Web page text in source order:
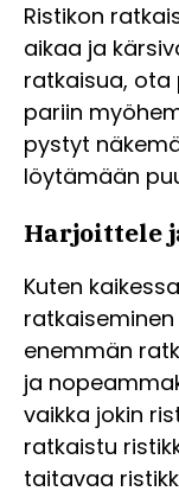
Ristikon
aikaa ja
ratkaisua, ota
pariin
pystyt
löytämään
Harjoittele
Kuten
enemmän
ja
vaikka jokin
ratkaistu
taitavaa